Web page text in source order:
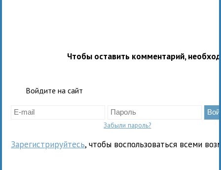
Чтобы оставить комментарий,
Войдите на сайт
Забыли пароль?
Зарегистрируйтесь, чтобы воспользоваться всеми